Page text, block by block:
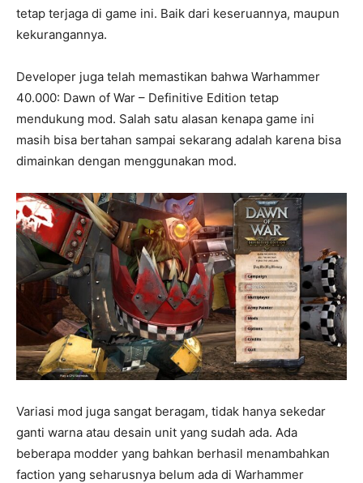
tetap terjaga di game ini. Baik dari keseruannya, maupun
kekurangannya.
Developer juga telah memastikan bahwa Warhammer
40.000: Dawn of War – Definitive Edition tetap
mendukung mod. Salah satu alasan kenapa game ini
masih bisa bertahan sampai sekarang adalah karena bisa
dimainkan dengan menggunakan mod.
Variasi mod juga sangat beragam, tidak hanya sekedar
ganti warna atau desain unit yang sudah ada. Ada
beberapa modder yang bahkan berhasil menambahkan
faction yang seharusnya belum ada di Warhammer